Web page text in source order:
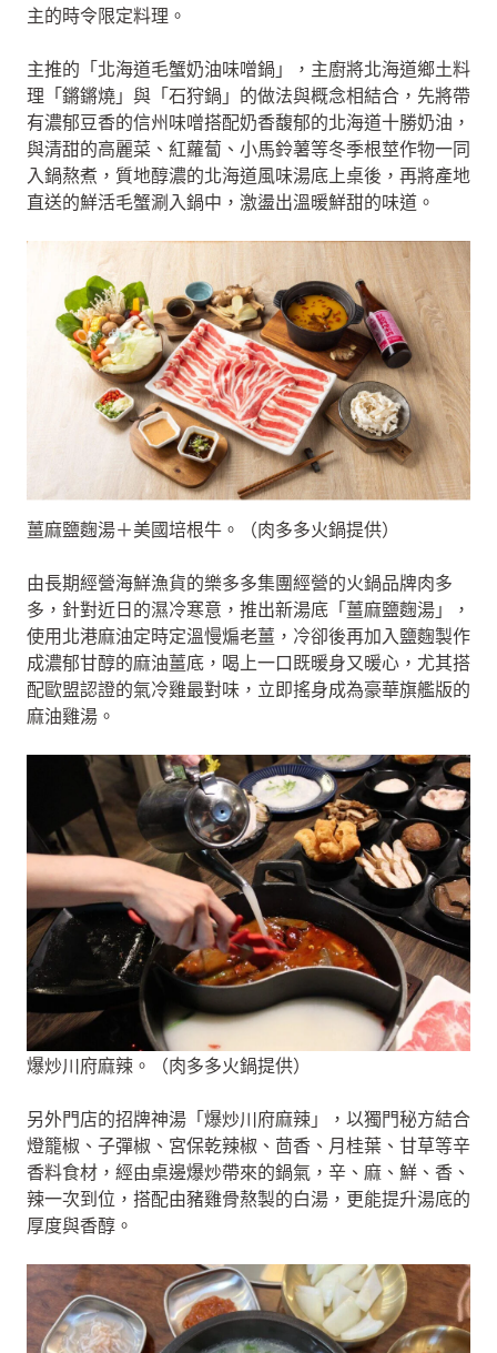
主的時令限定料理。
主推的「北海道毛蟹奶油味噌鍋」，主廚將北海道鄉土料
理「鏘鏘燒」與「石狩鍋」的做法與概念相結合，先將帶
有濃郁豆香的信州味噌搭配奶香馥郁的北海道十勝奶油，
與清甜的高麗菜、紅蘿蔔、小馬鈴薯等冬季根莖作物一同
入鍋熬煮，質地醇濃的北海道風味湯底上桌後，再將產地
直送的鮮活毛蟹涮入鍋中，激盪出溫暖鮮甜的味道。
薑麻鹽麴湯＋美國培根牛。（肉多多火鍋提供）
由長期經營海鮮漁貨的樂多多集團經營的火鍋品牌肉多
多，針對近日的濕冷寒意，推出新湯底「薑麻鹽麴湯」，
使用北港麻油定時定溫慢煸老薑，冷卻後再加入鹽麴製作
成濃郁甘醇的麻油薑底，喝上一口既暖身又暖心，尤其搭
配歐盟認證的氣冷雞最對味，立即搖身成為豪華旗艦版的
麻油雞湯。
爆炒川府麻辣。（肉多多火鍋提供）
另外門店的招牌神湯「爆炒川府麻辣」，以獨門秘方結合
燈籠椒、子彈椒、宮保乾辣椒、茴香、月桂葉、甘草等辛
香料食材，經由桌邊爆炒帶來的鍋氣，辛、麻、鮮、香、
辣一次到位，搭配由豬雞骨熬製的白湯，更能提升湯底的
厚度與香醇。